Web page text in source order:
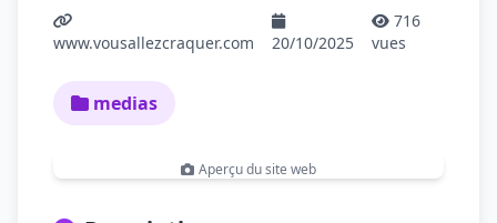
www.vousallezcraquer.com 20/10/2025
716
vues
medias
Aperçu du site web